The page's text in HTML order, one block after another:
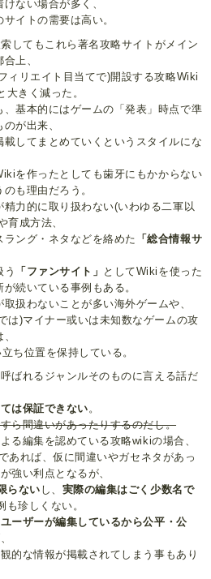
ない場合が多く、
イトの需要は高い。
してもこれら著名攻略サイトがメイン
上、
ィリエイト目当てで)開設する攻略Wiki
大きく減った。
、基本的にはゲームの「発表」時点で準
が出来、
載してまとめていくというスタイルにな
を作ったとしても歯牙にもかからない
も理由だろう。
精力的に取り扱わない(いわゆる二軍以
育成方法、
ラング・ネタなどを絡めた 「総合情報サ
う
「ファンサイト」 としてWikiを使った
続いている事例もある。
取扱わないことが多い海外ゲームや、
は)マイナー或いは未知数なゲームの攻
ち位置を保持している。
ばれるジャンルそのものに言える話だ
は保証できない。
ら間違いがあったりするのだし。
る編集を認めている攻略wikiの場合、
あれば、仮に間違いやガセネタがあっ
強い利点となるが、
らない し、 実際の編集はごく少数名で
も珍しくない。
ーザーが編集しているから公平・公
的な情報が掲載されてしまう事もあり